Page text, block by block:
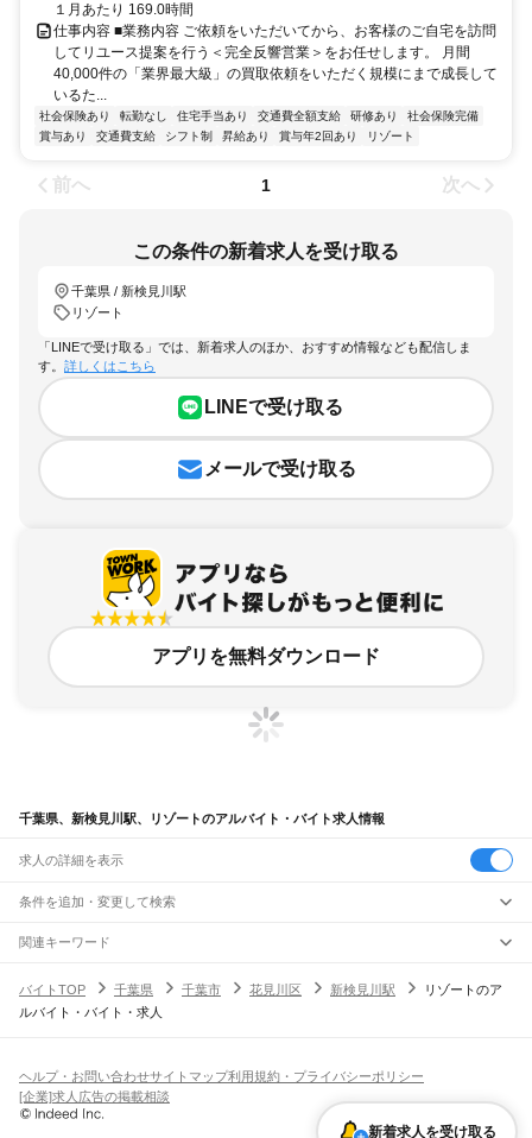
１月あたり 169.0時間
仕事内容 ■業務内容 ご依頼をいただいてから、お客様のご自宅を訪問
してリユース提案を行う＜完全反響営業＞をお任せします。 月間
40,000件の「業界最大級」の買取依頼をいただく規模にまで成長して
いるた...
社会保険あり 転勤なし 住宅手当あり 交通費全額支給 研修あり
社会保険完備
賞与あり
交通費支給 シフト制 昇給あり 賞与年2回あり リゾート
前へ 1 次へ
この条件の新着求人を受け取る
千葉県 / 新検見川駅
リゾート
「LINEで受け取る」では、新着求人のほか、おすすめ情報なども配信しま
す。 詳しくはこちら
LINEで受け取る
メールで受け取る
アプリを無料ダウンロード
千葉県、新検見川駅、リゾートのアルバイト・バイト求人情報
求人の詳細を表示
条件を追加・変更して検索
市区町村を追加・変更
千葉県すべて
千葉市すべて
旭市習志野市柏市勝浦市市原市流山市八千代市我孫子市鴨川市鎌ケ谷市
君津市富津市浦安市 印西市白井市富里市南房総市
匝瑳市香取市 印旛郡 香取郡山武郡 長生郡夷隅郡
駅を追加・変更
JR中央・総武線
市川駅本八幡駅下総中山駅 津田沼駅幕張本郷駅幕張駅
新検見川駅
職種を追加・変更
飲食・フードサービスすべて
ホールスタッフキッチンスタッフ
パン屋（ベーカリー）
バー（BAR）・バーテンダー
飲食店（店長・マネージャー）
人気
日払いOK高校生歓迎 髪型・髪色自由
留学生・外国人活躍中
雇用形態を追加・変更
関連キーワード
バイトTOP
千葉県 千葉市 花見川区 新検見川駅
リゾートのア
ルバイト・バイト・求人
新着求人を受け取る
ヘルプ・お問い合わせサイトマップ利用規約・プライバシーポリシー
[企業]求人広告の掲載相談